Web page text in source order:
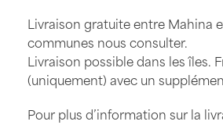
Livraison gratuite entre Mahina
communes nous consulter.
Livraison possible dans les îles.
(uniquement) avec un
Pour plus d’information sur la